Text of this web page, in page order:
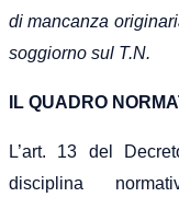
di mancanza
soggiorno sul T.N.
IL QUADRO
L’art. 13 del
disciplina